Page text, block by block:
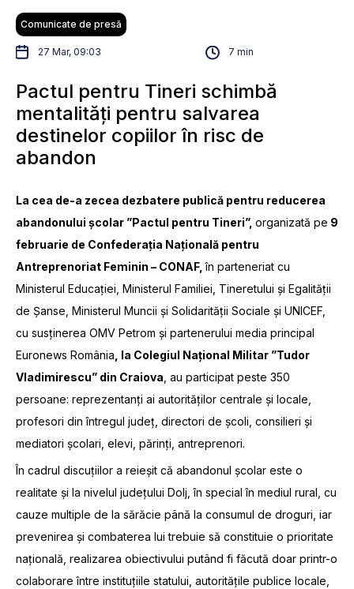
Comunicate de presă
27 Mar, 09:03 7 min
Pactul pentru Tineri schimbă
mentalități pentru salvarea
destinelor copiilor în risc de
abandon
La cea de-a zecea dezbatere publică pentru reducerea
abandonului școlar ”Pactul pentru Tineri”, organizată pe 9
februarie de Confederația Națională pentru
Antreprenoriat Feminin – CONAF,în parteneriat cu
Ministerul Educației, Ministerul Familiei, Tineretului și Egalității
de Șanse, Ministerul Muncii și Solidarității Sociale și UNICEF,
cu susținerea OMV Petrom și partenerului media principal
Euronews România, la Colegiul Național Militar ”Tudor
Vladimirescu” din Craiova, au participat peste 350
persoane: reprezentanți ai autorităților centrale și locale,
profesori din întregul județ, directori de școli, consilieri și
mediatori școlari, elevi, părinți, antreprenori.
În cadrul discuțiilor a reieșit că abandonul școlar este o
realitate și la nivelul județului Dolj, în special în mediul rural, cu
cauze multiple de la sărăcie până la consumul de droguri, iar
prevenirea și combaterea lui trebuie să constituie o prioritate
națională, realizarea obiectivului putând fi făcută doar printr-o
colaborare între instituțiile statului, autoritățile publice locale,